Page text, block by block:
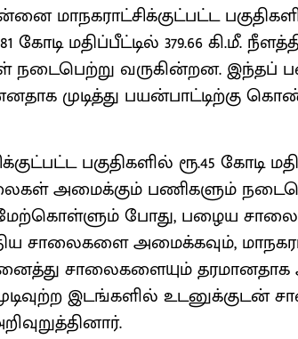
மாநகராட்சிக்குட்பட்ட
கோடி மதிப்பீட்டில் 379.66 கி.மீ.
நடைபெற்று வருகின்றன.
முடித்து பயன்பாட்டிற்கு
பகுதிகளில் ரூ.45 கோடி
அமைக்கும் பணிகளும்
போது, பழைய
சாலைகளை அமைக்கவும்,
சாலைகளையும் தரமானதாக
இடங்களில்